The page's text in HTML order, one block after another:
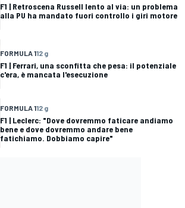
F1 | Retroscena Russell lento al via: un problema
alla PU ha mandato fuori controllo i giri motore
FORMULA 112 g
F1 | Ferrari, una sconfitta che pesa: il potenziale
c'era, è mancata l'esecuzione
FORMULA 112 g
F1 | Leclerc: "Dove dovremmo faticare andiamo
bene e dove dovremmo andare bene
fatichiamo. Dobbiamo capire"